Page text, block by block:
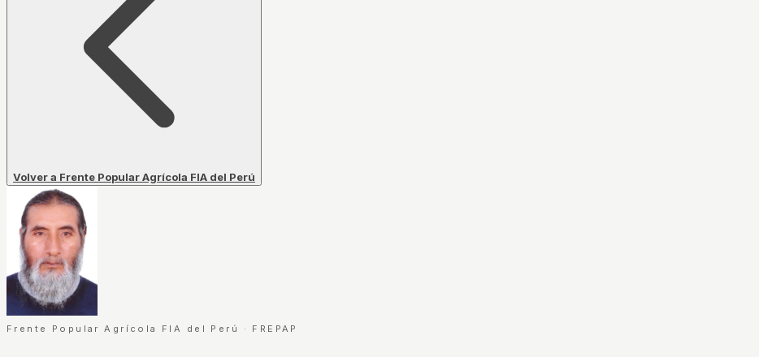
Volver a Frente Popular Agrícola FIA del Perú
Frente Popular Agrícola FIA del Perú · FREPAP